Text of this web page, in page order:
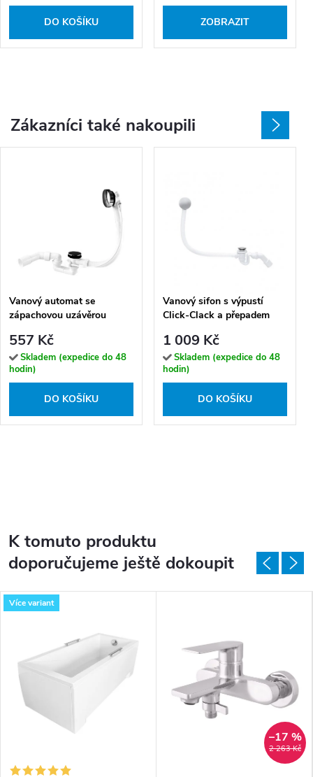
DO KOŠÍKU ZOBRAZIT
Zákazníci také nakoupili
Vanový automat se
zápachovou uzávěrou
přepad 70 cm)
557 Kč
Skladem (expedice do 48
hodin)
DO KOŠÍKU
Vanový sifon s výpustí
Click-Clack a přepadem
1 009 Kč
Skladem (expedice do 48
hodin)
DO KOŠÍKU
K tomuto produktu
doporučujeme ještě dokoupit
Více variant
2 263 Kč
–17 %